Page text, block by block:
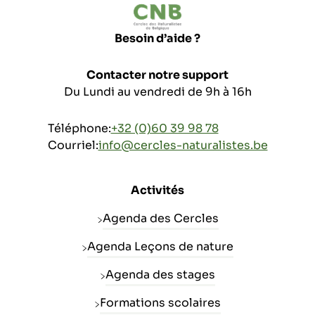
Besoin d’aide ?
Contacter notre support
Du Lundi au vendredi de 9h à 16h
Téléphone:+32 (0)60 39 98 78
Courriel:info@cercles-naturalistes.be
Activités
Agenda des Cercles
Agenda Leçons de nature
Agenda des stages
Formations scolaires